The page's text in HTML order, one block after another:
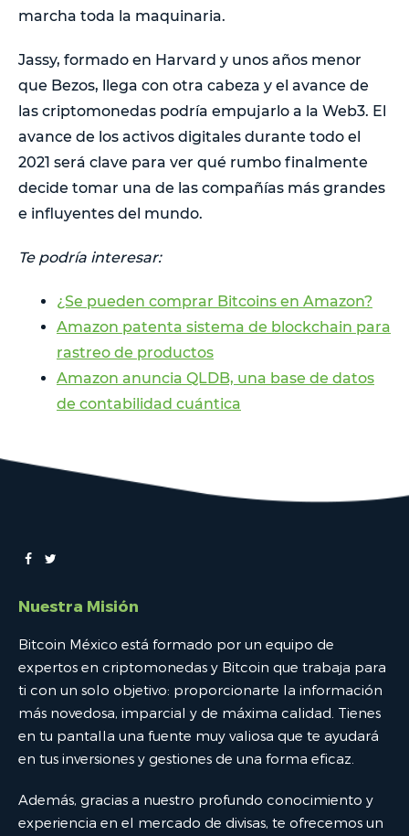
marcha toda la maquinaria.
Jassy, formado en Harvard y unos años menor
que Bezos, llega con otra cabeza y el avance de
las criptomonedas podría empujarlo a la Web3. El
avance de los activos digitales durante todo el
2021 será clave para ver qué rumbo finalmente
decide tomar una de las compañías más grandes
e influyentes del mundo.
Te podría interesar:
¿Se pueden comprar Bitcoins en Amazon?
Amazon patenta sistema de blockchain para
rastreo de productos
Amazon anuncia QLDB, una base de datos
de contabilidad cuántica
Nuestra Misión
Bitcoin México está formado por un equipo de
expertos en criptomonedas y Bitcoin que trabaja para
ti con un solo objetivo: proporcionarte la información
más novedosa, imparcial y de máxima calidad. Tienes
en tu pantalla una fuente muy valiosa que te ayudará
en tus inversiones y gestiones de una forma eficaz.
Además, gracias a nuestro profundo conocimiento y
experiencia en el mercado de divisas, te ofrecemos un